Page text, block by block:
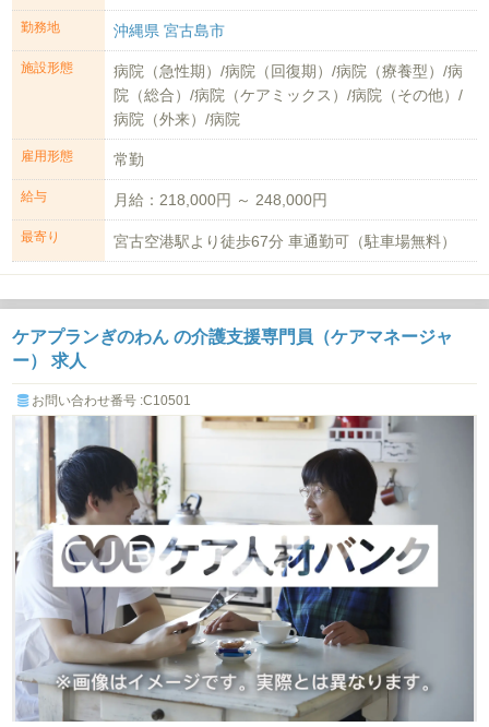
勤務地 沖縄県 宮古島市
施設形態
病院（急性期）/病院（回復期）/病院（療養型）/病
院（総合）/病院（ケアミックス）/病院（その他）/
病院（外来）/病院
雇用形態 常勤
給与 月給：218,000円 ～ 248,000円
最寄り 宮古空港駅より徒歩67分 車通勤可（駐車場無料）
ケアプランぎのわん の介護支援専門員（ケアマネージャ
ー） 求人
お問い合わせ番号 :C10501